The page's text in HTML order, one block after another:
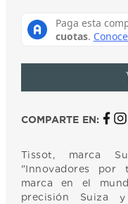
COMPARTE EN:
Tissot, marca
"Innovadores por
marca en el
precisión Suiza